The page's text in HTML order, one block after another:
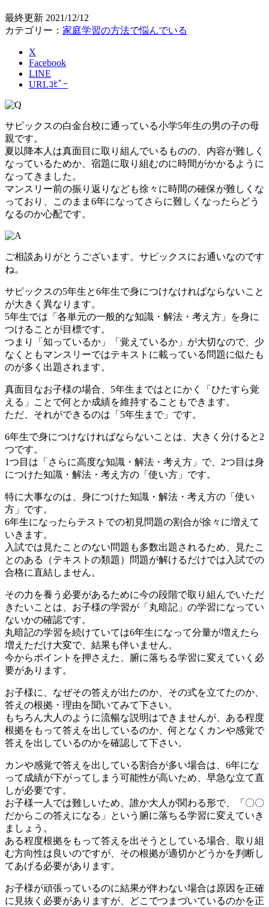
最終更新 2021/12/12
カテゴリー： 家庭学習の方法で悩んでいる
X
Facebook
LINE
URLｺﾋﾟｰ
サピックスの白金台校に通っている小学5年生の男の子の母
親です。
夏以降本人は真面目に取り組んでいるものの、内容が難しく
なっているためか、宿題に取り組むのに時間がかかるように
なってきました。
マンスリー前の振り返りなども徐々に時間の確保が難しくな
っており、このまま6年になってさらに難しくなったらどう
なるのか心配です。
ご相談ありがとうございます。サピックスにお通いなのです
ね。
サピックスの5年生と6年生で身につけなければならないこと
が大きく異なります。
5年生では「各単元の一般的な知識・解法・考え方」を身に
つけることが目標です。
つまり「知っているか」「覚えているか」が大切なので、少
なくともマンスリーではテキストに載っている問題に似たも
のが多く出題されます。
真面目なお子様の場合、5年生まではとにかく「ひたすら覚
える」ことで何とか成績を維持することもできます。
ただ、それができるのは「5年生まで」です。
6年生で身につけなければならないことは、大きく分けると2
つです。
1つ目は「さらに高度な知識・解法・考え方」で、2つ目は身
につけた知識・解法・考え方の「使い方」です。
特に大事なのは、身につけた知識・解法・考え方の「使い
方」です。
6年生になったらテストでの初見問題の割合が徐々に増えて
いきます。
入試では見たことのない問題も多数出題されるため、見たこ
とのある（テキストの類題）問題が解けるだけでは入試での
合格に直結しません。
その力を養う必要があるために今の段階で取り組んでいただ
きたいことは、お子様の学習が「丸暗記」の学習になってい
ないかの確認です。
丸暗記の学習を続けていては6年生になって分量が増えたら
増えただけ大変で、結果も伴いません。
今からポイントを押さえた、腑に落ちる学習に変えていく必
要があります。
お子様に、なぜその答えが出たのか、その式を立てたのか、
答えの根拠・理由を聞いてみて下さい。
もちろん大人のように流暢な説明はできませんが、ある程度
根拠をもって答えを出しているのか、何となくカンや感覚で
答えを出しているのかを確認して下さい。
カンや感覚で答えを出している割合が多い場合は、6年にな
って成績が下がってしまう可能性が高いため、早急な立て直
しが必要です。
お子様一人では難しいため、誰か大人が関わる形で、「〇〇
だからこの答えになる」という腑に落ちる学習に変えていき
ましょう。
ある程度根拠をもって答えを出そうとしている場合、取り組
む方向性は良いのですが、その根拠が適切かどうかを判断し
てあげる必要があります。
お子様が頑張っているのに結果が伴わない場合は原因を正確
に見抜く必要がありますが、どこでつまづいているのかを正